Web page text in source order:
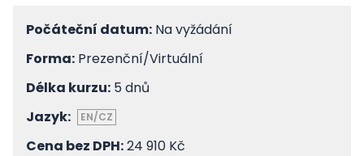
Počáteční datum: Na vyžádání
Forma: Prezenční/Virtuální
Délka kurzu: 5 dnů
Jazyk:
EN/CZ
Cena bez DPH:24 910 Kč